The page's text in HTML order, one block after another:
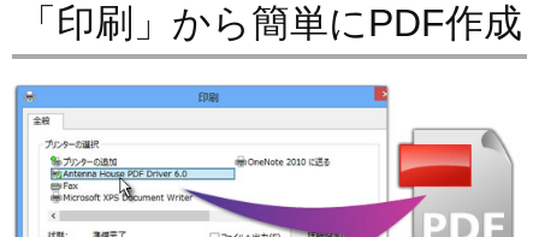
「印刷」から簡単にPDF作成